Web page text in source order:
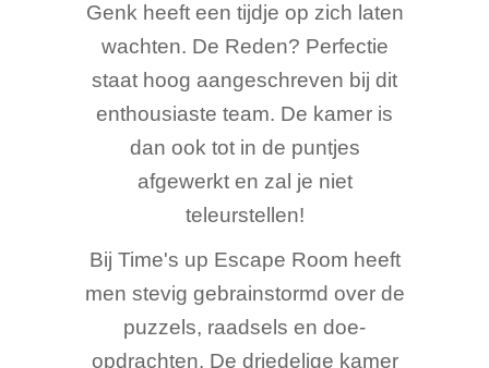
Genk heeft een tijdje op zich laten
wachten. De Reden? Perfectie
staat hoog aangeschreven bij dit
enthousiaste team. De kamer is
dan ook tot in de puntjes
afgewerkt en zal je niet
teleurstellen!
Bij Time's up Escape Room heeft
men stevig gebrainstormd over de
puzzels, raadsels en doe-
opdrachten. De driedelige kamer